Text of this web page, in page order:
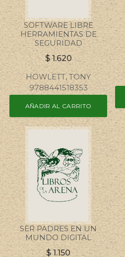
SOFTWARE LIBRE
HERRAMIENTAS DE
SEGURIDAD
$1.620
HOWLETT, TONY
9788441518353
AÑADIR AL CARRITO
SER PADRES EN UN
MUNDO DIGITAL
$1.150